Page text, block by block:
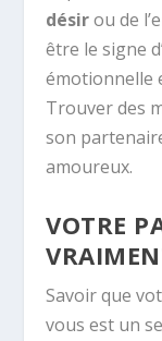
désirou de
être le signe
émotionnelle
Trouver des
son
amoureux.
VOTRE
Savoir que
vous est un